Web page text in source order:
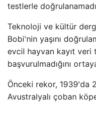
testlerle
Teknoloji ve kültür
Bobi'nin yaşını
evcil hayvan kayıt veri
başvurulmadığını
Önceki rekor, 1939'da
Avustralyalı çoban